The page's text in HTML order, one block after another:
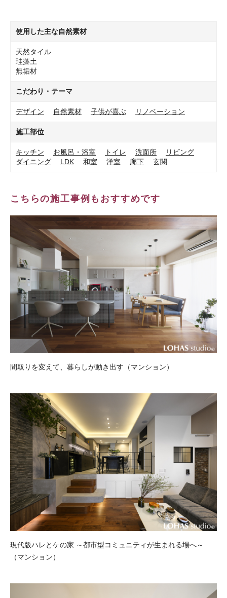
使用した主な自然素材
天然タイル
珪藻土
無垢材
こだわり・テーマ
デザイン 自然素材 子供が喜ぶ リノベーション
施工部位
キッチン お風呂・浴室 トイレ 洗面所
リビング
ダイニング
LDK 和室 洋室 廊下 玄関
こちらの施工事例もおすすめです
間取りを変えて、暮らしが動き出す（マンション）
現代版ハレとケの家 ～都市型コミュニティが生まれる場へ～
（マンション）